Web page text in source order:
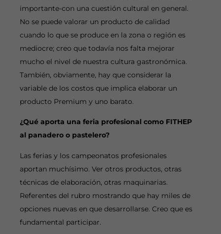
importante-con una cuestión cultural en general.
No se puede valorar un producto de calidad
cuando lo que se produce en la zona o región es
mediocre; creo que todavía nos falta mejorar
mucho el nivel de nuestra cultura gastronómica.
También, obviamente, hay que considerar la
variable de los costos que implica elaborar un
producto Premium y uno barato.
¿Qué aporta una feria profesional como FITHEP
al panadero o pastelero?
Las ferias y los campeonatos profesionales
aportan muchísimo. Ver otros productos, otras
técnicas de elaboración, otras maquinarias.
Referentes del rubro mostrando que hay miles de
opciones nuevas en que desarrollarse. Creo que es
fundamental participar.